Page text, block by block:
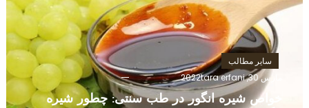
سایر مطالب
مارس 30, 2022
tara erfani
خواص شیره انگور در طب سنتی: چطور شیره